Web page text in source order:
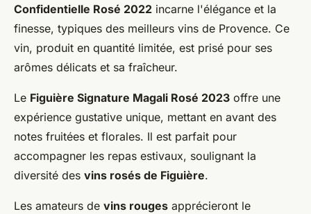
Confidentielle Rosé 2022 incarne l'élégance et la
finesse, typiques des meilleurs vins de Provence. Ce
vin, produit en quantité limitée, est prisé pour ses
arômes délicats et sa fraîcheur.
Le Figuière Signature Magali Rosé 2023 offre une
expérience gustative unique, mettant en avant des
notes fruitées et florales. Il est parfait pour
accompagner les repas estivaux, soulignant la
diversité des vins rosés de Figuière.
Les amateurs de vins rouges apprécieront le